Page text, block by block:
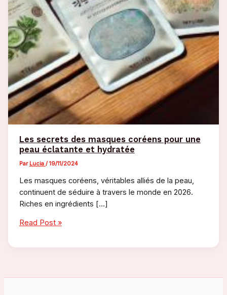
Les secrets des masques coréens pour une
peau éclatante et hydratée
Par Lucia / 19/11/2024
Les masques coréens, véritables alliés de la peau,
continuent de séduire à travers le monde en 2026.
Riches en ingrédients […]
Les
des
pour
Read Post »